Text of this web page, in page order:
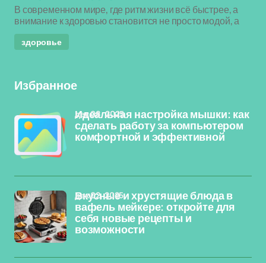
В современном мире, где ритм жизни всё быстрее, а
внимание к здоровью становится не просто модой, а
здоровье
Избранное
Идеальная настройка мышки: как
сделать работу за компьютером
комфортной и эффективной
дек 08, 2025
Вкусные и хрустящие блюда в
вафель мейкере: откройте для
себя новые рецепты и
возможности
дек 02, 2025